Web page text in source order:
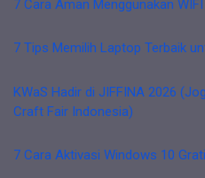
7 Cara Aman Menggunakan
7 Tips Memilih Laptop Terbaik
KWaS Hadir di JIFFINA 2026
Craft Fair Indonesia)
7 Cara Aktivasi Windows 10